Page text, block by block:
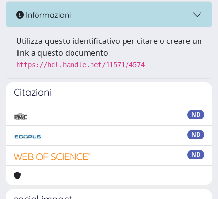
Informazioni
Utilizza questo identificativo per citare o creare un
link a questo documento:
https://hdl.handle.net/11571/4574
Citazioni
ND
ND
ND